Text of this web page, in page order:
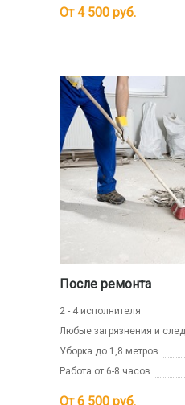
От 4 500 руб.
После ремонта
2 - 4 исполнителя
Любые загрязнения и
Уборка до 1,8 метров
Работа от 6-8 часов
От 6 500 руб.